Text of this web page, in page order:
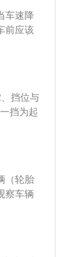
样手刹
空调，
，对汽
车速降
前应该
大降
挡位与
挡为起
五挡车
也不要
门离
重要，
。
（轮胎
察车辆
最佳
起步
档。3、